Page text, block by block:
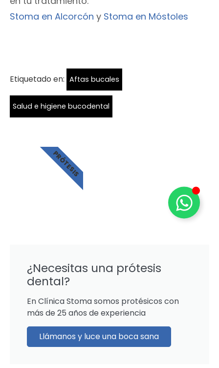
Stoma en Alcorcón y Stoma en Móstoles
Etiquetado en: Aftas bucales
Salud e higiene bucodental
¿Necesitas una prótesis
dental?
En Clínica Stoma somos protésicos con
más de 25 años de experiencia
Llámanos y luce una boca sana
PRÓTESIS